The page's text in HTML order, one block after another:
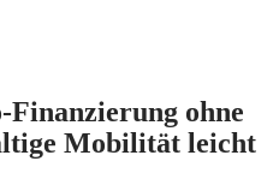
ohne
Mobilität leicht